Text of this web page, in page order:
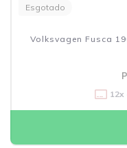
Esgotado
Volksvagen Fusca
12x